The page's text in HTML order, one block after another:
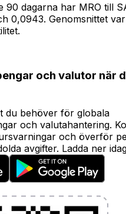
90 dagarna har MRO till
0,0943. Genomsnittet
och valutor när
du behöver för globala
och valutahantering.
och överför
avgifter. Ladda ner